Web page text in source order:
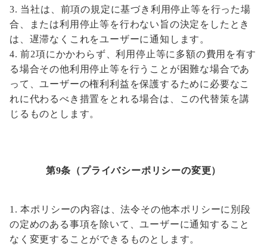
当社は、前項の規定に基づき利用停止等を行った場
合、または利用停止等を行わない旨の決定をしたとき
は、遅滞なくこれをユーザーに通知します。
前2項にかかわらず、利用停止等に多額の費用を有す
る場合その他利用停止等を行うことが困難な場合であ
って、ユーザーの権利利益を保護するために必要なこ
れに代わるべき措置をとれる場合は、この代替策を講
じるものとします。
第9条（プライバシーポリシーの変更）
本ポリシーの内容は、法令その他本ポリシーに別段
の定めのある事項を除いて、ユーザーに通知すること
なく変更することができるものとします。